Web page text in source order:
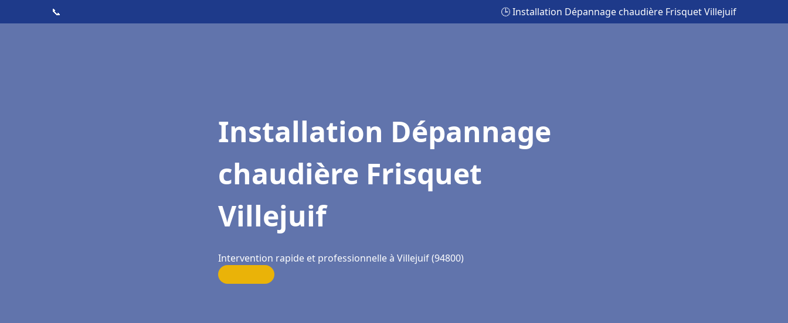
📞 🕒 Installation Dépannage chaudière Frisquet Villejuif
Installation Dépannage
chaudière Frisquet
Villejuif
Intervention rapide et professionnelle à Villejuif (94800)